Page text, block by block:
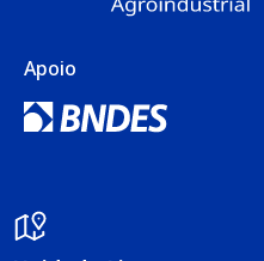
Apoio